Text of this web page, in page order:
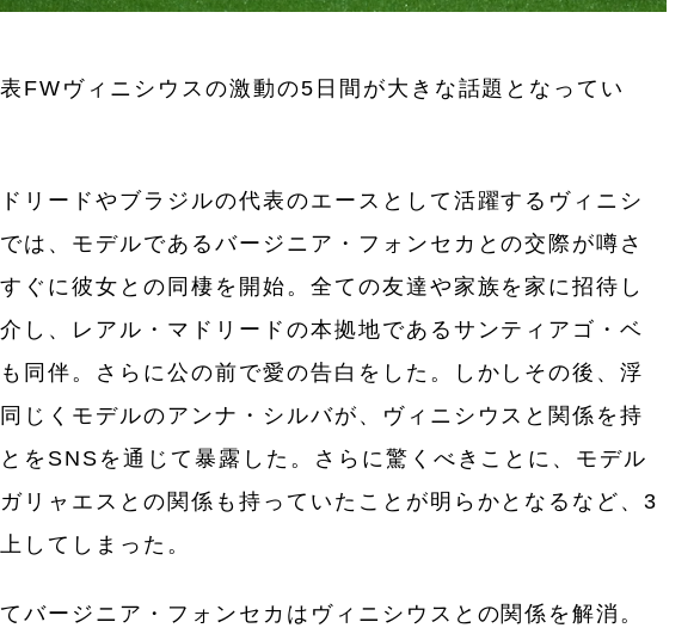
FWヴィニシウスの激動の5日間が大きな話題となってい
リードやブラジルの代表のエースとして活躍するヴィニシ
は、モデルであるバージニア・フォンセカとの交際が噂さ
ぐに彼女との同棲を開始。全ての友達や家族を家に招待し
し、レアル・マドリードの本拠地であるサンティアゴ・ベ
同伴。さらに公の前で愛の告白をした。しかしその後、浮
じくモデルのアンナ・シルバが、ヴィニシウスと関係を持
をSNSを通じて暴露した。さらに驚くべきことに、モデル
リャエスとの関係も持っていたことが明らかとなるなど、3
してしまった。
バージニア・フォンセカはヴィニシウスとの関係を解消。